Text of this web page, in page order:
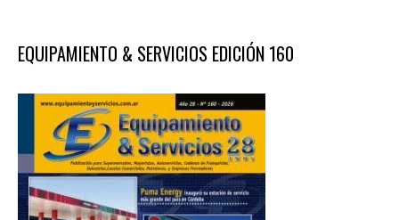
EQUIPAMIENTO & SERVICIOS EDICIÓN 160